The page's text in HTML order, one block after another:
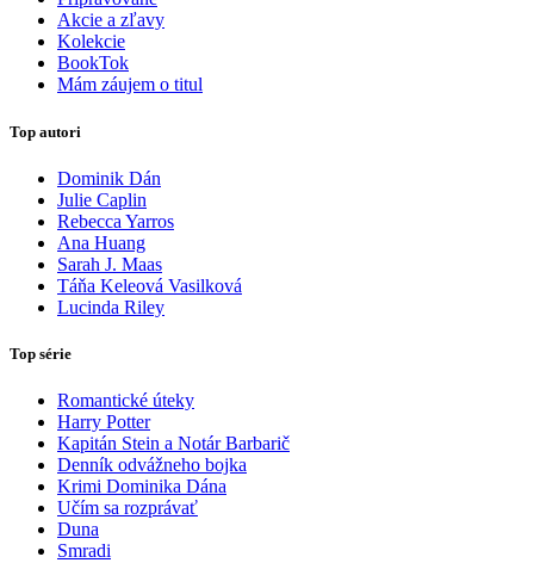
Akcie a zľavy
Kolekcie
BookTok
Mám záujem o titul
Top autori
Dominik Dán
Julie Caplin
Rebecca Yarros
Ana Huang
Sarah J. Maas
Táňa Keleová Vasilková
Lucinda Riley
Top série
Romantické úteky
Harry Potter
Kapitán Stein a Notár Barbarič
Denník odvážneho bojka
Krimi Dominika Dána
Učím sa rozprávať
Duna
Smradi